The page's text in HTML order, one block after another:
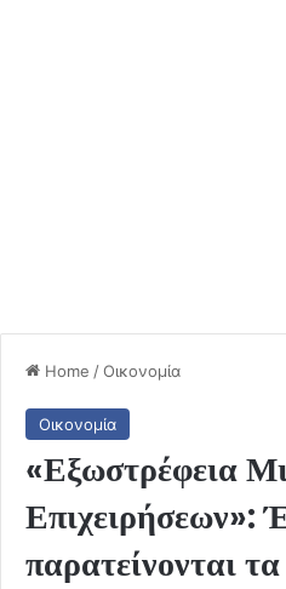
Home /Οικονομία
Οικονομία
«Εξωστρέφεια
Επιχειρήσεων»:
παρατείνονται